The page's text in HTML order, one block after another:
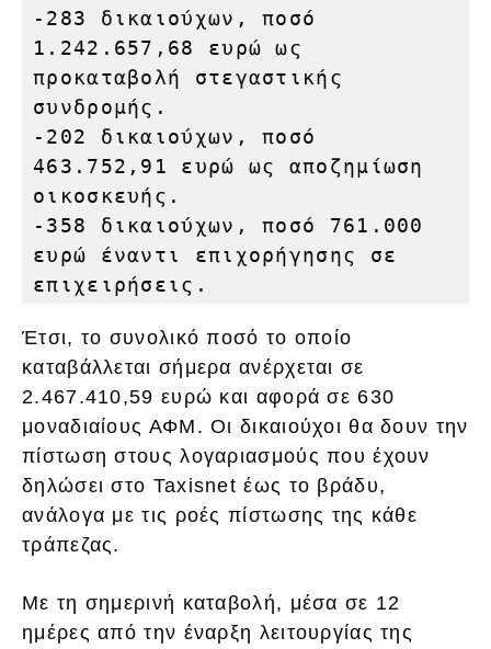
-283 δικαιούχων, ποσό
1.242.657,68 ευρώ ως
προκαταβολή στεγαστικής
συνδρομής.
-202 δικαιούχων, ποσό
463.752,91 ευρώ ως αποζημίωση
οικοσκευής.
-358 δικαιούχων, ποσό 761.000
ευρώ έναντι επιχορήγησης σε
επιχειρήσεις.
Έτσι, το συνολικό ποσό το οποίο
καταβάλλεται σήμερα ανέρχεται σε
2.467.410,59 ευρώ και αφορά σε 630
μοναδιαίους ΑΦΜ. Οι δικαιούχοι θα δουν την
πίστωση στους λογαριασμούς που έχουν
δηλώσει στο Taxisnet έως το βράδυ,
ανάλογα με τις ροές πίστωσης της κάθε
τράπεζας.
Με τη σημερινή καταβολή, μέσα σε 12
ημέρες από την έναρξη λειτουργίας της